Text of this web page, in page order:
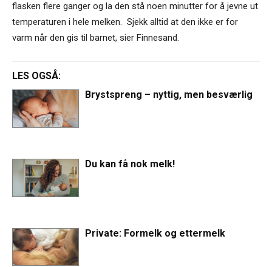
flasken flere ganger og la den stå noen minutter for å jevne ut
temperaturen i hele melken. Sjekk alltid at den ikke er for
varm når den gis til barnet, sier Finnesand.
LES OGSÅ:
Brystspreng – nyttig, men besværlig
Du kan få nok melk!
Private: Formelk og ettermelk